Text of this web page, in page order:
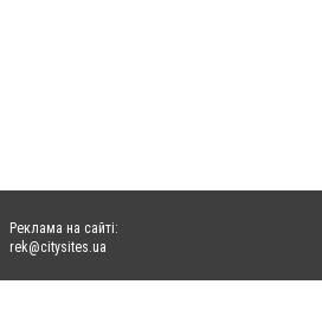
Реклама на сайті:
rek@citysites.ua